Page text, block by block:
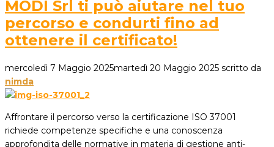
MODI Srl ti può aiutare nel tuo
percorso e condurti fino ad
ottenere il certificato!
mercoledì 7 Maggio 2025martedì 20 Maggio 2025 scritto da
nimda
Affrontare il percorso verso la certificazione ISO 37001
richiede competenze specifiche e una conoscenza
approfondita delle normative in materia di gestione anti-